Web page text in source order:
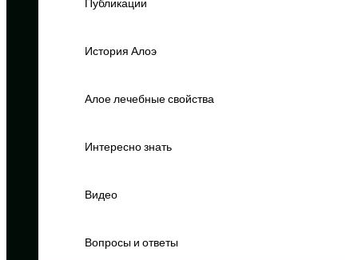
Публикации
История Алоэ
Алое лечебные свойства
Интересно знать
Видео
Вопросы и ответы